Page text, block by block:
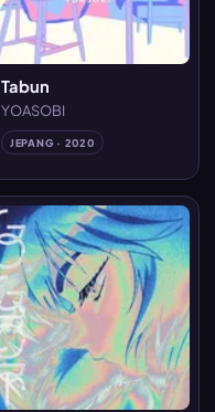
Tabun
YOASOBI
JEPANG · 2020